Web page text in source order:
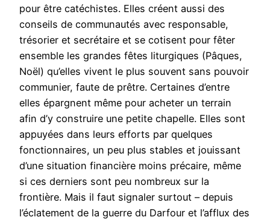
pour être catéchistes. Elles créent aussi des
conseils de communautés avec responsable,
trésorier et secrétaire et se cotisent pour fêter
ensemble les grandes fêtes liturgiques (Pâques,
Noël) qu’elles vivent le plus souvent sans pouvoir
communier, faute de prêtre. Certaines d’entre
elles épargnent même pour acheter un terrain
afin d’y construire une petite chapelle. Elles sont
appuyées dans leurs efforts par quelques
fonctionnaires, un peu plus stables et jouissant
d’une situation financière moins précaire, même
si ces derniers sont peu nombreux sur la
frontière. Mais il faut signaler surtout – depuis
l’éclatement de la guerre du Darfour et l’afflux des